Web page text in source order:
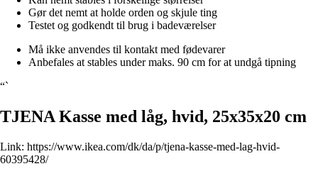
Gør det nemt at holde orden og skjule ting
Testet og godkendt til brug i badeværelser
Må ikke anvendes til kontakt med fødevarer
Anbefales at stables under maks. 90 cm for at undgå tipning
“`
TJENA Kasse med låg, hvid, 25x35x20 cm
Link: https://www.ikea.com/dk/da/p/tjena-kasse-med-lag-hvid-
60395428/